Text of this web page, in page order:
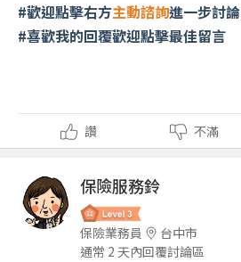
#歡迎點擊右方主動諮詢進一步討論
#喜歡我的回覆歡迎點擊最佳留言
讚 不滿
保險服務鈴
保險業務員
台中市
通常 2 天內回覆討論區